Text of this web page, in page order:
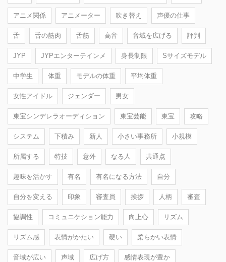
アニメ関係 アニメーター 吹き替え 声優の仕事
舌 舌の筋肉 舌筋 高音 音域を広げる 評判
JYP JYPエンターテインメ 身長制限 Sサイズモデル
中学生 体重 モデルの体重 平均体重
女性アイドル ジェンダー 男女
東宝シンデレラオーディション 東宝芸能 東宝 攻略
システム 下積み 新人 小さい事務所 小規模
所属する 特技 意外 なる人 共通点
趣味を活かす 有名 有名になる方法 自分
自分を変える 印象 審査員 挨拶 人柄 審査
協調性 コミュニケション能力 向上心 リズム
リズム感 表情がかたい 硬い 柔らかい表情
音域が広い 声域 広げ方 感情表現が豊か